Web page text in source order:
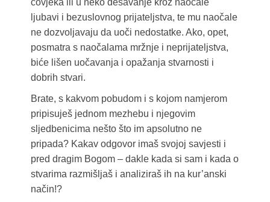
čovjeka ili u neko dešavanje kroz naočale
ljubavi i bezuslovnog prijateljstva, te mu naočale
ne dozvoljavaju da uoči nedostatke. Ako, opet,
posmatra s naočalama mržnje i neprijateljstva,
biće lišen uočavanja i opažanja stvarnosti i
dobrih stvari.
Brate, s kakvom pobudom i s kojom namjerom
pripisuješ jednom mezhebu i njegovim
sljedbenicima nešto što im apsolutno ne
pripada? Kakav odgovor imaš svojoj savjesti i
pred dragim Bogom – dakle kada si sam i kada o
stvarima razmišljaš i analiziraš ih na kur’anski
način!?